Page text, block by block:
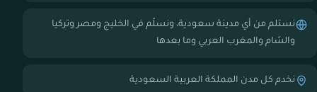
نستلم من أي مدينة سعودية، ونسلّم في الخليج ومصر وتركيا
والشام والمغرب العربي وما بعدها
نخدم كل مدن المملكة العربية السعودية